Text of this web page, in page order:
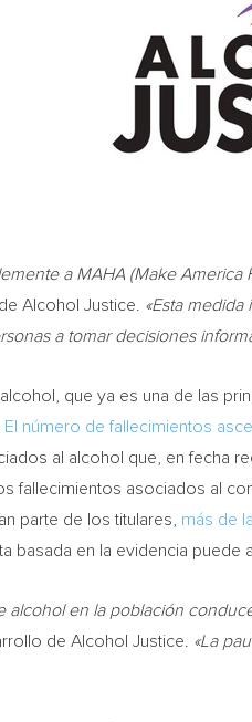
a MAHA (Make
Alcohol Justice. «Esta
a tomar decisiones
que ya es una de las
El número de fallecimientos
al alcohol que, en fecha
fallecimientos asociados al
parte de los titulares, más de
basada en la evidencia puede
en la población
de Alcohol Justice. «La